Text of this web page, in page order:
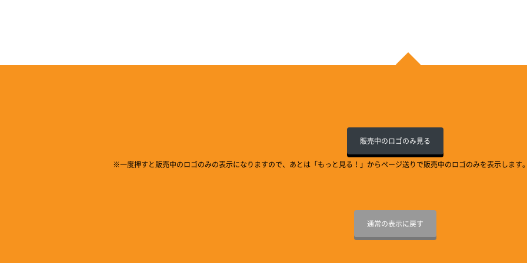
販売中のロゴのみ見る
※一度押すと販売中のロゴのみの表示になりますので、あとは「もっと見る！」からページ送りで販売中のロゴのみを表示します
通常の表示に戻す